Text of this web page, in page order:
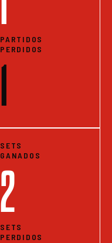
PARTIDOS
PERDIDOS
1
SETS
GANADOS
2
SETS
PERDIDOS